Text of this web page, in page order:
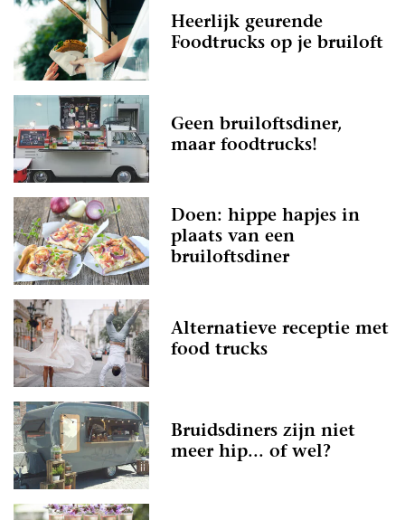
Heerlijk geurende
Foodtrucks op je bruiloft
Geen bruiloftsdiner,
maar foodtrucks!
Doen: hippe hapjes in
plaats van een
bruiloftsdiner
Alternatieve receptie met
food trucks
Bruidsdiners zijn niet
meer hip... of wel?